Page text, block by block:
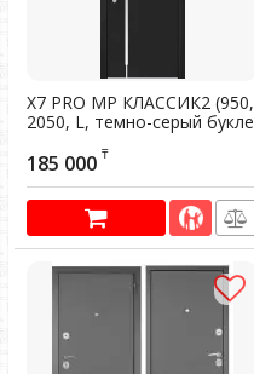
X7 PRO MP КЛАССИК2 (950,
2050, L, темно-серый букле
графит,SP-18N, ПВХ
Бьянко, СК68, хром кругл,
185 000 ₸